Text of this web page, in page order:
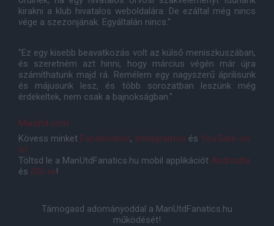
kirakni a klub hivatalos weboldalára. De ezáltal még nincs
vége a szezonjának. Egyáltalán nincs."
"Ez egy kisebb beavatkozás volt az külső meniszkuszában,
és szeretném azt hinni, hogy március végén már újra
számíthatunk majd rá. Remélem egy nagyszerű áprilisunk
és májusunk lesz, és több sorozatban leszünk még
érdekeltek, nem csak a bajnokságban."
Manutd.com
Kövess minket Facebookon, Instagramon és YouTube-on
is!
Töltsd le a ManUtdFanatics.hu mobil applikációt Androidra
és iOS-re!
Támogasd adományoddal a ManUtdFanatics.hu
működését!